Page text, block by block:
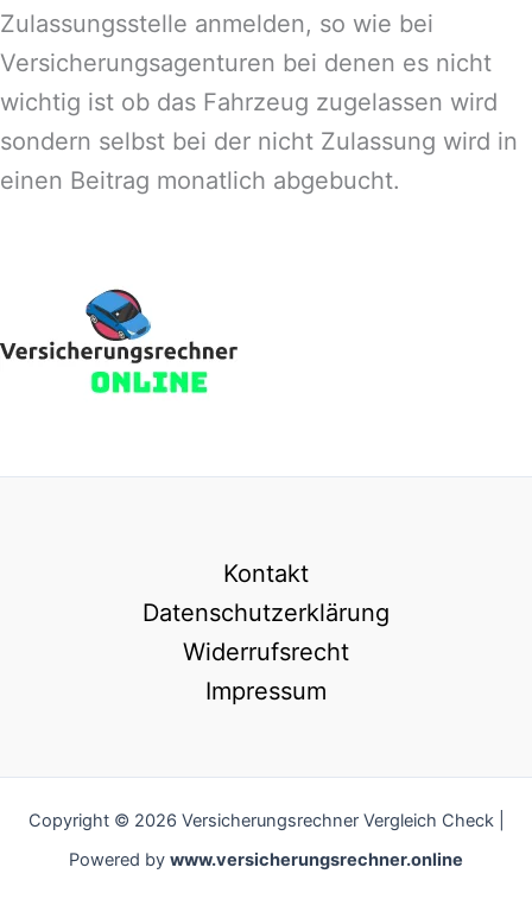
Zulassungsstelle anmelden, so wie bei
Versicherungsagenturen bei denen es nicht
wichtig ist ob das Fahrzeug zugelassen wird
sondern selbst bei der nicht Zulassung wird in
einen Beitrag monatlich abgebucht.
Kontakt
Datenschutzerklärung
Widerrufsrecht
Impressum
Copyright © 2026 Versicherungsrechner Vergleich Check |
Powered by www.versicherungsrechner.online